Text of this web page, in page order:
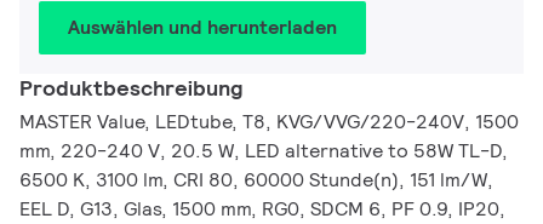
Auswählen und herunterladen
Produktbeschreibung
MASTER Value, LEDtube, T8, KVG/VVG/220-240V, 1500
mm, 220-240 V, 20.5 W, LED alternative to 58W TL-D,
6500 K, 3100 lm, CRI 80, 60000 Stunde(n), 151 lm/W,
EEL D, G13, Glas, 1500 mm, RG0, SDCM 6, PF 0.9, IP20,